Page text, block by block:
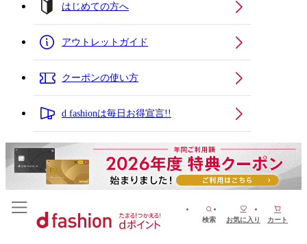
はじめての方へ
アウトレットガイド
クーポンの使い方
d fashionは毎日お得宣言!!
検索 お気に入り カート